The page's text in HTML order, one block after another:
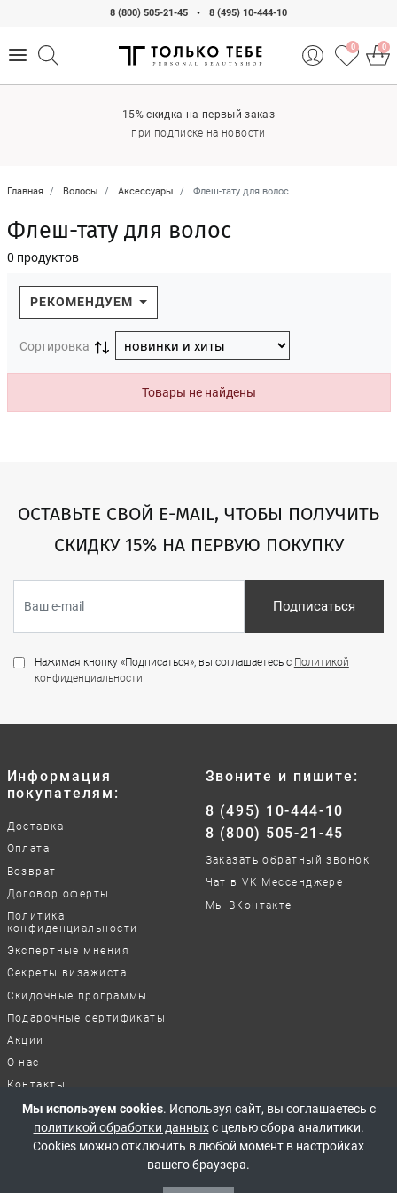
8 (800) 505-21-45 • 8 (495) 10-444-10
0 0
15% скидка на первый заказ
при подписке на новости
Главная Волосы Аксессуары Флеш-тату для волос
Флеш-тату для волос
0 продуктов
РЕКОМЕНДУЕМ
Сортировка
Товары не найдены
ОСТАВЬТЕ СВОЙ E-MAIL, ЧТОБЫ ПОЛУЧИТЬ
СКИДКУ 15% НА ПЕРВУЮ ПОКУПКУ
Подписаться
Нажимая кнопку «Подписаться», вы соглашаетесь с Политикой
конфиденциальности
Информация
покупателям:
Доставка
Оплата
Возврат
Договор оферты
Политика
конфиденциальности
Экспертные мнения
Секреты визажиста
Скидочные программы
Подарочные сертификаты
Акции
О нас
Контакты
Отзывы о нашей работе
Звоните и пишите:
8 (495) 10-444-10
8 (800) 505-21-45
Заказать обратный звонок
Чат в VK Мессенджере
Мы ВКонтакте
© 2017-2026 Все права защищены
Мы используем cookies. Используя сайт, вы соглашаетесь с
политикой обработки данныхс целью сбора аналитики.
Cookies можно отключить в любой момент в настройках
вашего браузера.